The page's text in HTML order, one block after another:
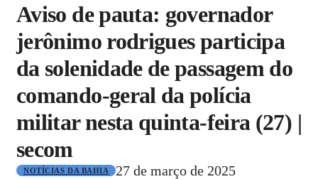
aviso de pauta: governador
jerônimo rodrigues participa
da solenidade de passagem do
comando-geral da polícia
militar nesta quinta-feira (27) |
secom
NOTÍCIAS DA BAHIA 27 de março de 2025